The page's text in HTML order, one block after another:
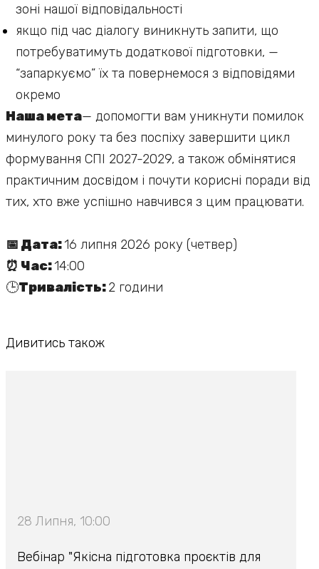
зоні нашої відповідальності
якщо під час діалогу виникнуть запити, що
потребуватимуть додаткової підготовки, —
“запаркуємо” їх та повернемося з відповідями
окремо
Наша мета— допомогти вам уникнути помилок
минулого року та без поспіху завершити цикл
формування СПІ 2027-2029, а також обмінятися
практичним досвідом і почути корисні поради від
тих, хто вже успішно навчився з цим працювати.
📅 Дата:16 липня 2026 року (четвер)
⏰ Час:14:00
🕒Тривалість:2 години
Дивитись також
28 Липня, 10:00
Вебінар "Якісна підготовка проєктів для